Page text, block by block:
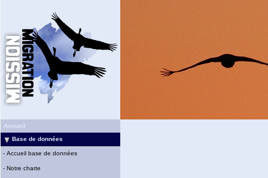
Accueil
Base de données
- Accueil base de données
- Notre charte